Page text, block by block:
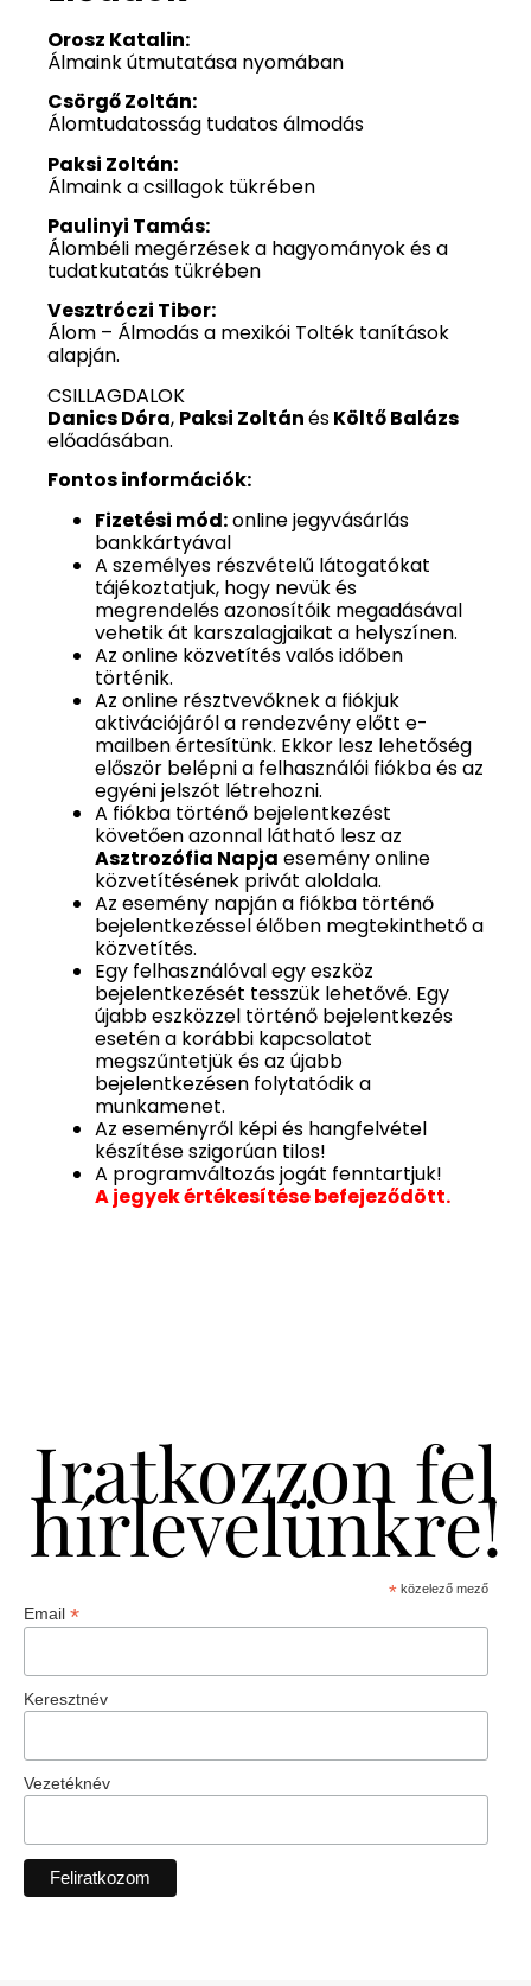
Orosz Katalin:
Álmaink útmutatása nyomában
Csörgő Zoltán:
Álomtudatosság tudatos álmodás
Paksi Zoltán:
Álmaink a csillagok tükrében
Paulinyi Tamás:
Álombéli megérzések a hagyományok és a
tudatkutatás tükrében
Vesztróczi Tibor:
Álom – Álmodás a mexikói Tolték tanítások
alapján.
CSILLAGDALOK
Danics Dóra, Paksi ZoltánésKöltő Balázs
előadásában.
Fontos információk:
Fizetési mód:online jegyvásárlás
bankkártyával
A személyes részvételű látogatókat
tájékoztatjuk, hogy nevük és
megrendelés azonosítóik megadásával
vehetik át karszalagjaikat a helyszínen.
Az online közvetítés valós időben
történik.
Az online résztvevőknek a fiókjuk
aktivációjáról a rendezvény előtt e-
mailben értesítünk. Ekkor lesz lehetőség
először belépni a felhasználói fiókba és az
egyéni jelszót létrehozni.
A fiókba történő bejelentkezést
követően azonnal látható lesz az
Asztrozófia Napja esemény online
közvetítésének privát aloldala.
Az esemény napján a fiókba történő
bejelentkezéssel élőben megtekinthető a
közvetítés.
Egy felhasználóval egy eszköz
bejelentkezését tesszük lehetővé. Egy
újabb eszközzel történő bejelentkezés
esetén a korábbi kapcsolatot
megszűntetjük és az újabb
bejelentkezésen folytatódik a
munkamenet.
Az eseményről képi és hangfelvétel
készítése szigorúan tilos!
A programváltozás jogát fenntartjuk!
A jegyek értékesítése befejeződött.
Iratkozzon fel
hírlevelünkre!
*közelező mező
Email *
Keresztnév
Vezetéknév